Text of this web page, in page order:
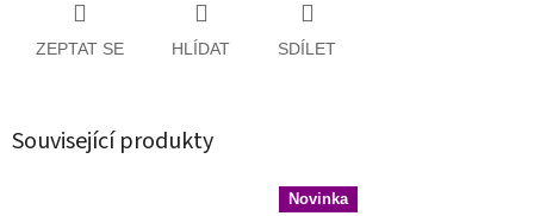
ZEPTAT SE HLÍDAT SDÍLET
Související produkty
Novinka